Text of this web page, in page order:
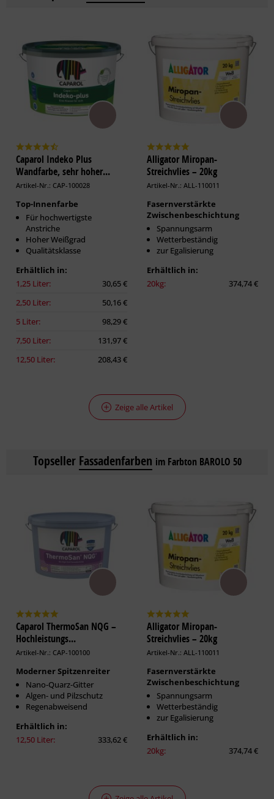
Caparol Indeko Plus
Wandfarbe, sehr hoher...
Artikel-Nr.: CAP-100028
Top-Innenfarbe
Für hochwertigste
Anstriche
Hoher Weißgrad
Qualitätsklasse
Erhältlich in:
1,25 Liter:
30,65 €
2,50 Liter:
50,16 €
5 Liter:
98,29 €
7,50 Liter:
131,97 €
12,50 Liter:
208,43 €
Alligator Miropan-
Streichvlies – 20kg
Artikel-Nr.: ALL-110011
Fasernverstärkte
Zwischenbeschichtung
Spannungsarm
Wetterbeständig
zur Egalisierung
Erhältlich in:
20kg:
374,74 €
Zeige alle Artikel
Topseller Fassadenfarben im Farbton BAROLO 50
Caparol ThermoSan NQG –
Hochleistungs...
Artikel-Nr.: CAP-100100
Moderner Spitzenreiter
Nano-Quarz-Gitter
Algen- und Pilzschutz
Regenabweisend
Erhältlich in:
12,50 Liter:
333,62 €
Alligator Miropan-
Streichvlies – 20kg
Artikel-Nr.: ALL-110011
Fasernverstärkte
Zwischenbeschichtung
Spannungsarm
Wetterbeständig
zur Egalisierung
Erhältlich in:
20kg:
374,74 €